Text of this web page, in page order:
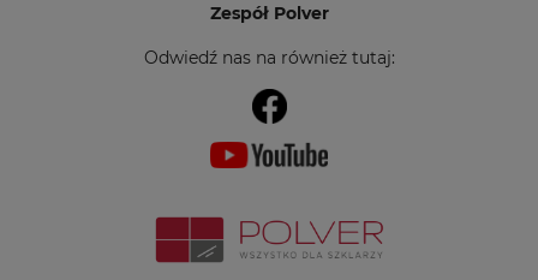
Zespół Polver
Odwiedź nas na również tutaj: